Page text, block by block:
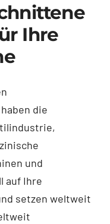
Ihre
die
und
auf Ihre
setzen weltweit